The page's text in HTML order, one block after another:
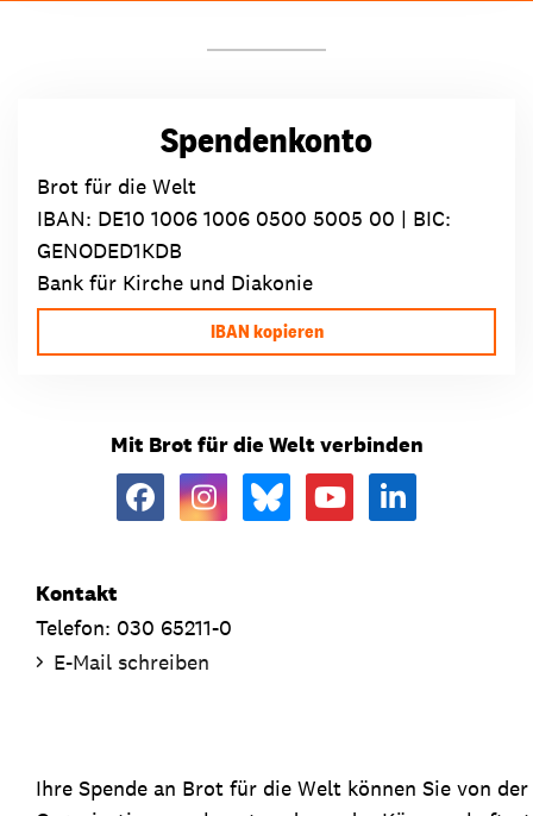
Spendenkonto
Brot für die Welt
IBAN: DE10 1006 1006 0500 5005 00 | BIC:
GENODED1KDB
Bank für Kirche und Diakonie
IBAN kopieren
Mit Brot für die Welt verbinden
Kontakt
Telefon: 030 65211-0
E-Mail schreiben
Ihre Spende an Brot für die Welt können Sie von